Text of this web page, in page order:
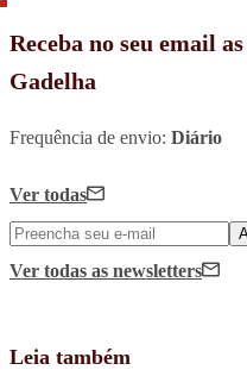
Receba no seu email
Gadelha
Frequência de envio: Diário
Ver todas
Ver todas as newsletters
Leia também